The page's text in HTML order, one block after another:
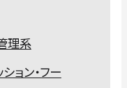
理系
ョン・フー